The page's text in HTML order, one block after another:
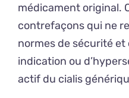
médicament original.
contrefaçons qui ne
normes de sécurité
indication ou
actif du cialis